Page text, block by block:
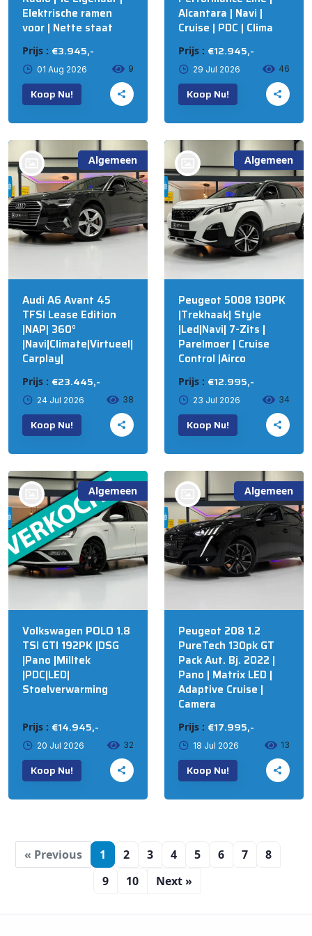
Elektrische ramen
voor | Nette staat
Prijs : €3.945,-
01 Aug 2026 9
Koop Nu!
Alcantara | Navi |
Cruise | PDC | Clima
Prijs : €12.945,-
29 Jul 2026 46
Koop Nu!
Algemeen
bij @R&S Automotive
Audi A6 Avant 45
TFSI Lease Edition
|NAP| 360°
|Navi|Climate|Virtueel|
Carplay|
Prijs : €23.445,-
24 Jul 2026 38
Koop Nu!
Algemeen
bij @R&S Automotive
Peugeot 5008 130PK
|Trekhaak| Style
|Led|Navi| 7-Zits |
Parelmoer | Cruise
Control |Airco
Prijs : €12.995,-
23 Jul 2026 34
Koop Nu!
Algemeen
bij @R&S Automotive
Volkswagen POLO 1.8
TSI GTI 192PK |DSG
|Pano |Milltek
|PDC|LED|
Stoelverwarming
Prijs : €14.945,-
20 Jul 2026 32
Koop Nu!
Algemeen
bij @R&S Automotive
Peugeot 208 1.2
PureTech 130pk GT
Pack Aut. Bj. 2022 |
Pano | Matrix LED |
Adaptive Cruise |
Camera
Prijs : €17.995,-
18 Jul 2026 13
Koop Nu!
« Previous 1 2 3 4 5 6 7
8
9
10 Next »